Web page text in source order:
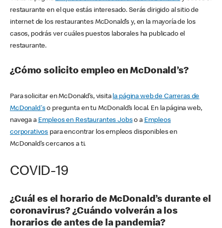
restaurante en el que estás interesado. Serás dirigido al sitio de
internet de los restaurantes McDonald’s y, en la mayoría de los
casos, podrás ver cuáles puestos laborales ha publicado el
restaurante.
¿Cómo solicito empleo en McDonald’s?
Para solicitar en McDonald’s, visita la página web de Carreras de
McDonald'so pregunta en tu McDonald’s local. En la página web,
navega a Empleos en Restaurantes Jobso a Empleos
corporativos para encontrar los empleos disponibles en
McDonald’s cercanos a ti.
COVID-19
¿Cuál es el horario de McDonald’s durante el
coronavirus? ¿Cuándo volverán a los
horarios de antes de la pandemia?